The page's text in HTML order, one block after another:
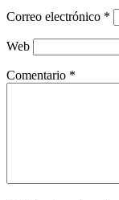
Correo electrónico *
Web
Comentario *